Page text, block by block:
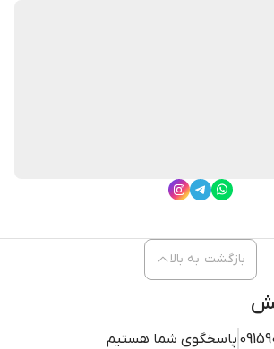
پاسخگوی شما هستیم
بازگشت به بالا